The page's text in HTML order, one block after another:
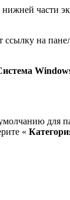
ссылку на
для
«